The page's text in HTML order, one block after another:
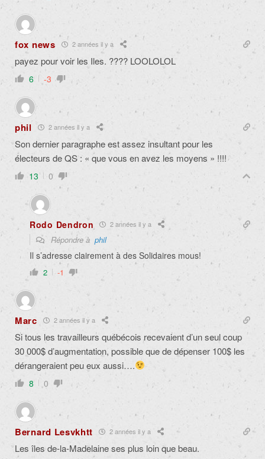
fox news 2 années il y a
payez pour voir les Iles. ???? LOOLOLOL
6 -3
phil 2 années il y a
Son dernier paragraphe est assez insultant pour les
électeurs de QS : « que vous en avez les moyens » !!!!
13 0
Rodo Dendron 2 années il y a
Répondre à phil
Il s’adresse clairement à des Solidaires mous!
2 -1
Marc 2 années il y a
Si tous les travailleurs québécois recevaient d’un seul coup
30 000$ d’augmentation, possible que de dépenser 100$ les
dérangeraient peu eux aussi….
8 0
Bernard Lesvkhtt 2 années il y a
Les îles de-la-Madelaine ses plus loin que beau.